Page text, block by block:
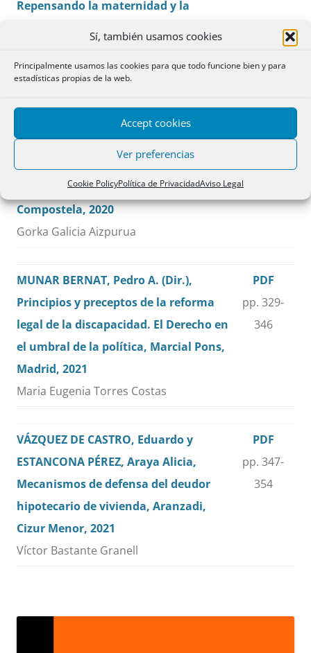
Sí, también usamos cookies
Principalmente usamos las cookies para que todo funcione bien y para
estadísticas propias de la web.
Accept cookies
Ver preferencias
Cookie PolicyPolítica de PrivacidadAviso Legal
Repensando la maternidad y la
paternidad, Tirant lo Blanch, Valencia,
Pedro A. Munar Bernat
GARCÍA GOLDAR, Mónica, Las
legítimas en los Derechos
autonómicos y su reforma en el
Código civil, Andavira, Santiago de
Compostela, 2020
Gorka Galicia Aizpurua
pp. 325-
328
MUNAR BERNAT, Pedro A. (Dir.),
Principios y preceptos de la reforma
legal de la discapacidad. El Derecho en
el umbral de la política, Marcial Pons,
Madrid, 2021
Maria Eugenia Torres Costas
PDF
pp. 329-
346
VÁZQUEZ DE CASTRO, Eduardo y
ESTANCONA PÉREZ, Araya Alicia,
Mecanismos de defensa del deudor
hipotecario de vivienda, Aranzadi,
Cizur Menor, 2021
Víctor Bastante Granell
PDF
pp. 347-
354